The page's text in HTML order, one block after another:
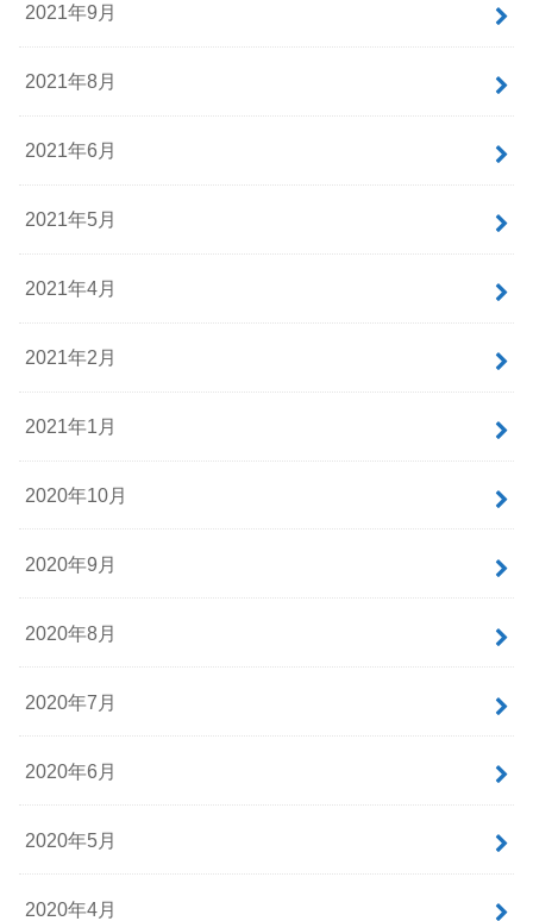
2021年9月
2021年8月
2021年6月
2021年5月
2021年4月
2021年2月
2021年1月
2020年10月
2020年9月
2020年8月
2020年7月
2020年6月
2020年5月
2020年4月